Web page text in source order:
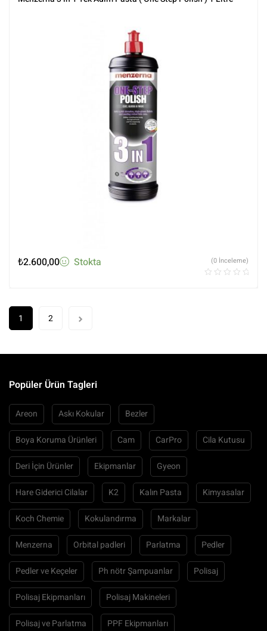
₺2.600,00 Stokta (0 İnceleme)
1 2
Popüler Ürün Tagleri
Areon Askı Kokular Bezler
Boya Koruma Ürünleri Cam CarPro Cila Kutusu
Deri İçin Ürünler Ekipmanlar Gyeon
Hare Giderici Cilalar K2 Kalın Pasta Kimyasalar
Koch Chemie Kokulandırma Markalar
Menzerna Orbital padleri Parlatma Pedler
Pedler ve Keçeler Ph nötr Şampuanlar Polisaj
Polisaj Ekipmanları Polisaj Makineleri
Polisaj ve Parlatma PPF Ekipmanları